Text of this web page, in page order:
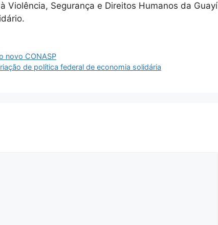
Violência, Segurança e Direitos Humanos da Guayí
novo CONASP
de política federal de economia solidária